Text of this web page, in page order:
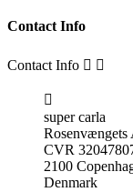
Contact Info
Contact Info  

super carla
Rosenvængets
CVR
2100
Denmark